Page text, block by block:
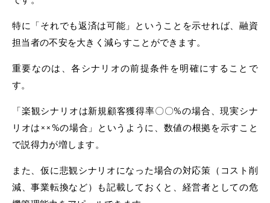
特に「それでも返済は可能」ということを示せれば、融資
担当者の不安を大きく減らすことができます。
重要なのは、各シナリオの前提条件を明確にすることで
す。
「楽観シナリオは新規顧客獲得率〇〇%の場合、現実シナ
リオは××%の場合」というように、数値の根拠を示すこと
で説得力が増します。
また、仮に悲観シナリオになった場合の対応策（コスト削
減、事業転換など）も記載しておくと、経営者としての危